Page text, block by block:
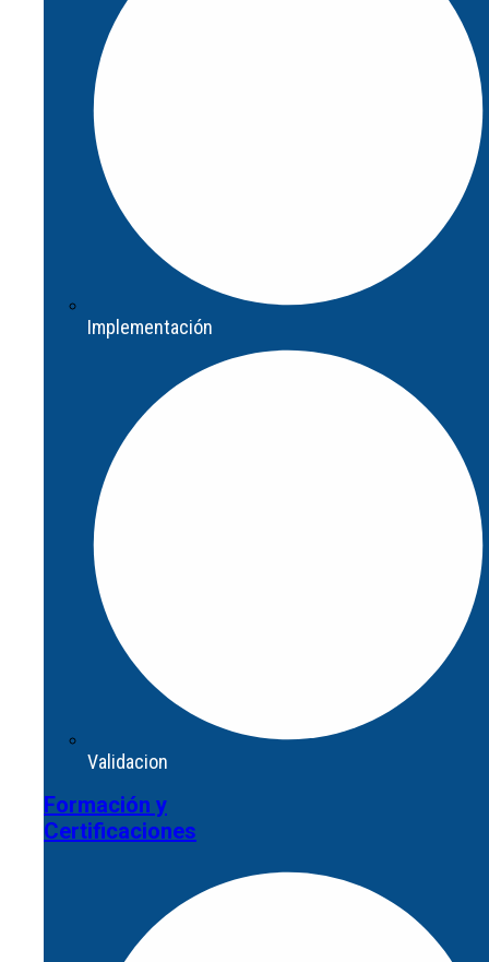
Implementación
Formación y
Implementación
Validacion
Formación y
Certificaciones